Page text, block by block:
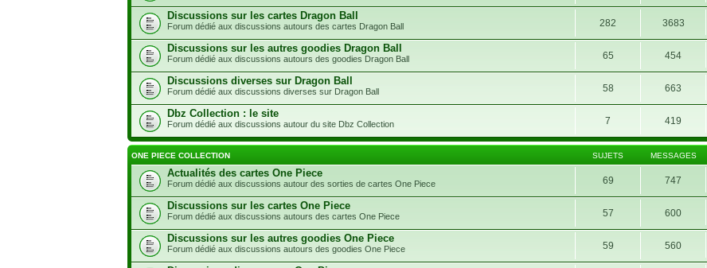
Discussions sur les cartes Dragon Ball
Forum dédié aux discussions autours des cartes Dragon Ball 282 3683
Discussions sur les autres goodies Dragon Ball
Forum dédié aux discussions autours des goodies Dragon Ball 65 454
Discussions diverses sur Dragon Ball
Forum dédié aux discussions diverses sur Dragon Ball 58 663
Dbz Collection : le site
Forum dédié aux discussions autour du site Dbz Collection 7 419
ONE PIECE COLLECTION SUJETS MESSAGES
Actualités des cartes One Piece
Forum dédié aux discussions autour des sorties de cartes One Piece 69 747
Discussions sur les cartes One Piece
Forum dédié aux discussions autours des cartes One Piece 57 600
Discussions sur les autres goodies One Piece
Forum dédié aux discussions autours des goodies One Piece 59 560